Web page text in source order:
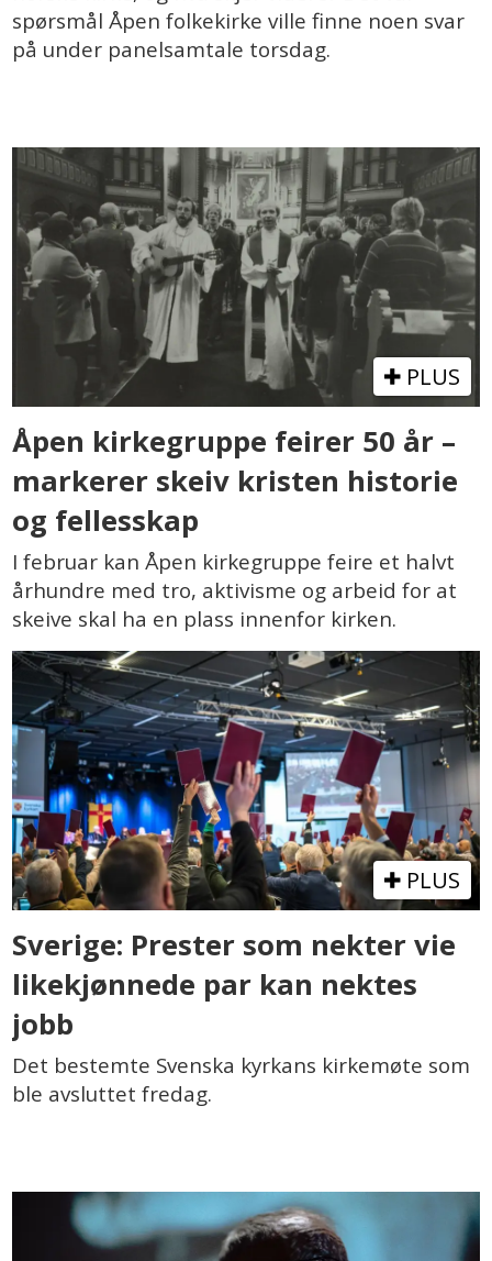
spørsmål Åpen folkekirke ville finne noen svar
på under panelsamtale torsdag.
PLUS
Åpen kirkegruppe feirer 50 år –
markerer skeiv kristen historie
og fellesskap
I februar kan Åpen kirkegruppe feire et halvt
århundre med tro, aktivisme og arbeid for at
skeive skal ha en plass innenfor kirken.
PLUS
Sverige: Prester som nekter vie
likekjønnede par kan nektes
jobb
Det bestemte Svenska kyrkans kirkemøte som
ble avsluttet fredag.